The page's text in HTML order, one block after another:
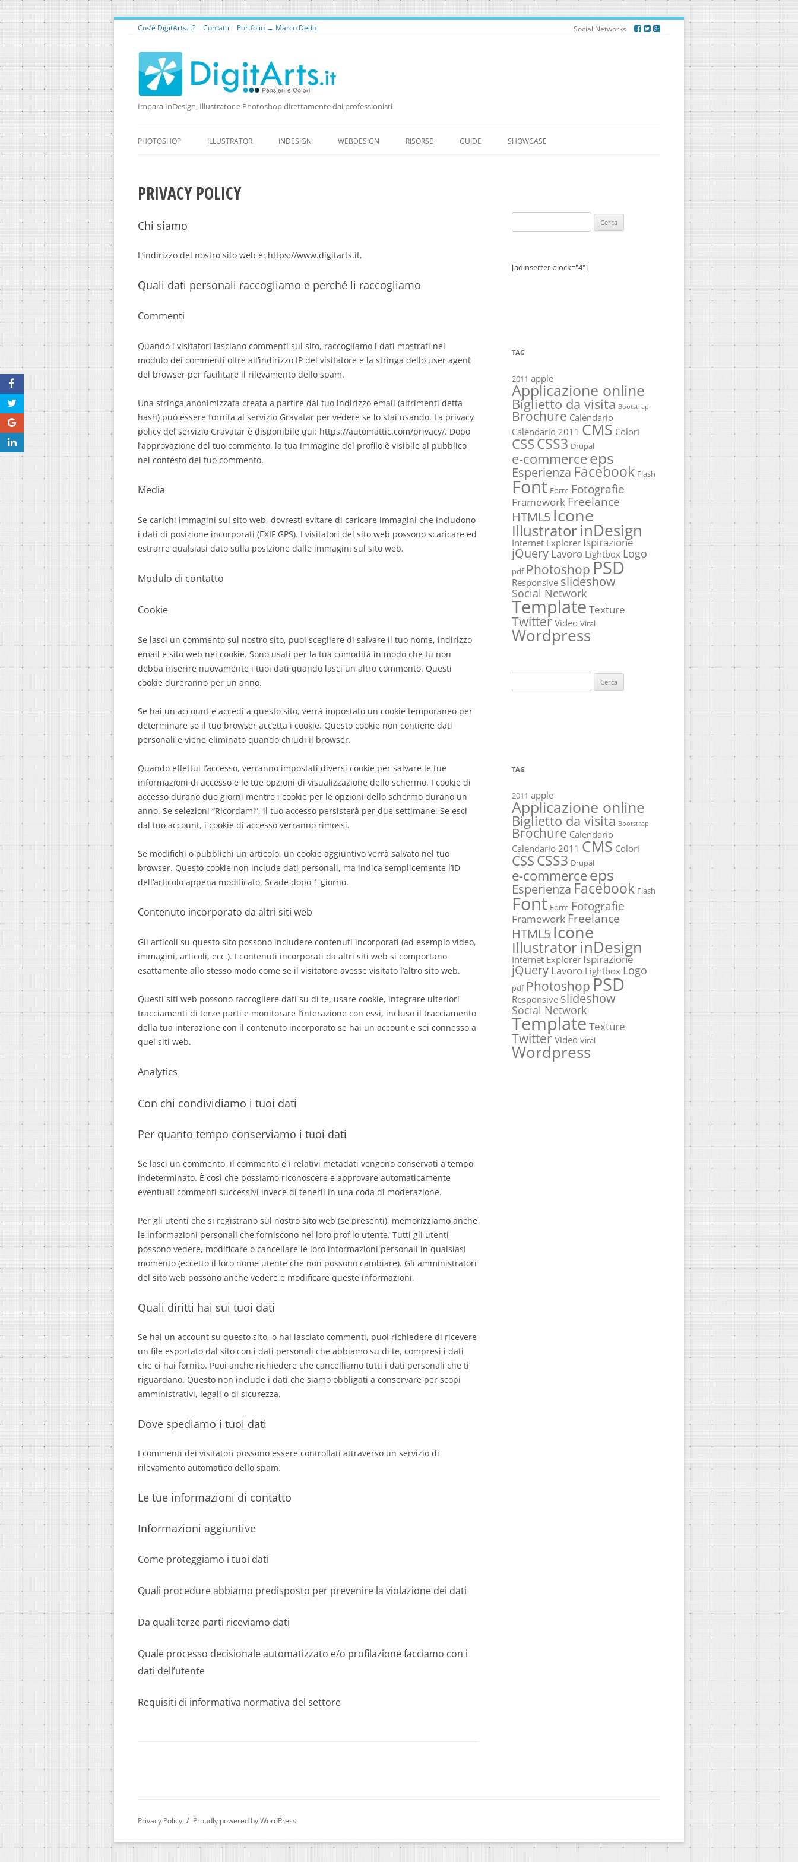
Cos’è DigitArts.it? Contatti Portfolio → Marco Dedo Social Networks
Impara InDesign, Illustrator e Photoshop direttamente dai professionisti
PHOTOSHOP ILLUSTRATOR INDESIGN WEBDESIGN RISORSE GUIDE SHOWCASE
PRIVACY POLICY
Chi siamo
L’indirizzo del nostro sito web è: https://www.digitarts.it.
Quali dati personali raccogliamo e perché li raccogliamo
Commenti
Quando i visitatori lasciano commenti sul sito, raccogliamo i dati mostrati nel
modulo dei commenti oltre all’indirizzo IP del visitatore e la stringa dello user agent
del browser per facilitare il rilevamento dello spam.
Una stringa anonimizzata creata a partire dal tuo indirizzo email (altrimenti detta
hash) può essere fornita al servizio Gravatar per vedere se lo stai usando. La privacy
policy del servizio Gravatar è disponibile qui: https://automattic.com/privacy/. Dopo
l’approvazione del tuo commento, la tua immagine del profilo è visibile al pubblico
nel contesto del tuo commento.
Media
Se carichi immagini sul sito web, dovresti evitare di caricare immagini che includono
i dati di posizione incorporati (EXIF GPS). I visitatori del sito web possono scaricare ed
estrarre qualsiasi dato sulla posizione dalle immagini sul sito web.
Modulo di contatto
Cookie
Se lasci un commento sul nostro sito, puoi scegliere di salvare il tuo nome, indirizzo
email e sito web nei cookie. Sono usati per la tua comodità in modo che tu non
debba inserire nuovamente i tuoi dati quando lasci un altro commento. Questi
cookie dureranno per un anno.
Se hai un account e accedi a questo sito, verrà impostato un cookie temporaneo per
determinare se il tuo browser accetta i cookie. Questo cookie non contiene dati
personali e viene eliminato quando chiudi il browser.
Quando effettui l’accesso, verranno impostati diversi cookie per salvare le tue
informazioni di accesso e le tue opzioni di visualizzazione dello schermo. I cookie di
accesso durano due giorni mentre i cookie per le opzioni dello schermo durano un
anno. Se selezioni “Ricordami”, il tuo accesso persisterà per due settimane. Se esci
dal tuo account, i cookie di accesso verranno rimossi.
Se modifichi o pubblichi un articolo, un cookie aggiuntivo verrà salvato nel tuo
browser. Questo cookie non include dati personali, ma indica semplicemente l’ID
dell’articolo appena modificato. Scade dopo 1 giorno.
Contenuto incorporato da altri siti web
Gli articoli su questo sito possono includere contenuti incorporati (ad esempio video,
immagini, articoli, ecc.). I contenuti incorporati da altri siti web si comportano
esattamente allo stesso modo come se il visitatore avesse visitato l’altro sito web.
Questi siti web possono raccogliere dati su di te, usare cookie, integrare ulteriori
tracciamenti di terze parti e monitorare l’interazione con essi, incluso il tracciamento
della tua interazione con il contenuto incorporato se hai un account e sei connesso a
quei siti web.
Analytics
Con chi condividiamo i tuoi dati
Per quanto tempo conserviamo i tuoi dati
Se lasci un commento, il commento e i relativi metadati vengono conservati a tempo
indeterminato. È così che possiamo riconoscere e approvare automaticamente
eventuali commenti successivi invece di tenerli in una coda di moderazione.
Per gli utenti che si registrano sul nostro sito web (se presenti), memorizziamo anche
le informazioni personali che forniscono nel loro profilo utente. Tutti gli utenti
possono vedere, modificare o cancellare le loro informazioni personali in qualsiasi
momento (eccetto il loro nome utente che non possono cambiare). Gli amministratori
del sito web possono anche vedere e modificare queste informazioni.
Quali diritti hai sui tuoi dati
Se hai un account su questo sito, o hai lasciato commenti, puoi richiedere di ricevere
un file esportato dal sito con i dati personali che abbiamo su di te, compresi i dati
che ci hai fornito. Puoi anche richiedere che cancelliamo tutti i dati personali che ti
riguardano. Questo non include i dati che siamo obbligati a conservare per scopi
amministrativi, legali o di sicurezza.
Dove spediamo i tuoi dati
I commenti dei visitatori possono essere controllati attraverso un servizio di
rilevamento automatico dello spam.
Le tue informazioni di contatto
Informazioni aggiuntive
Come proteggiamo i tuoi dati
Quali procedure abbiamo predisposto per prevenire la violazione dei dati
Da quali terze parti riceviamo dati
Quale processo decisionale automatizzato e/o profilazione facciamo con i
dati dell’utente
Requisiti di informativa normativa del settore
per:
[adinserter block="4"]
TAG
2011 apple
Applicazione online
Biglietto da visita Bootstrap
Brochure Calendario
Calendario 2011 CMS Colori
CSSCSS3 Drupal
e-commerceeps
Esperienza Facebook Flash
Font Form Fotografie
Framework Freelance
HTML5 Icone
IllustratorinDesign
Internet Explorer Ispirazione
jQuery Lavoro Lightbox Logo
pdf PhotoshopPSD
Responsive slideshow
Social Network
Template Texture
TwitterVideo Viral
Wordpress
per:
TAG
2011 apple
Applicazione online
Biglietto da visita Bootstrap
Brochure Calendario
Calendario 2011 CMS Colori
CSSCSS3 Drupal
e-commerceeps
Esperienza Facebook Flash
Font Form Fotografie
Framework Freelance
HTML5 Icone
IllustratorinDesign
Internet Explorer Ispirazione
jQuery Lavoro Lightbox Logo
pdf PhotoshopPSD
Responsive slideshow
Social Network
Template Texture
TwitterVideo Viral
Wordpress
Privacy Policy Proudly powered by WordPress